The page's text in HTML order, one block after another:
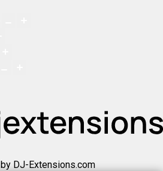
by DJ-Extensions.com